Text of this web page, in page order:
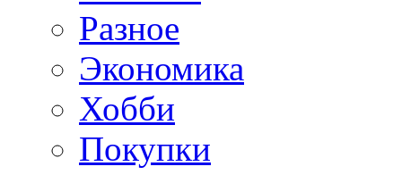
Разное
Экономика
Хобби
Покупки